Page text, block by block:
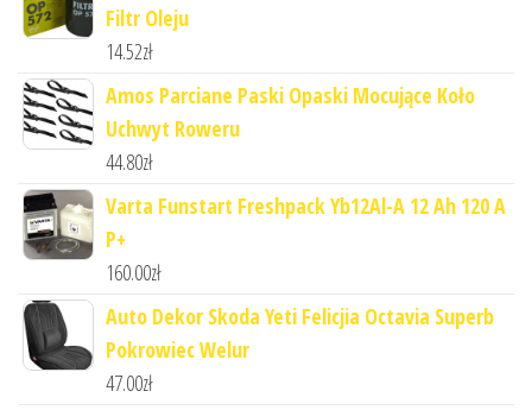
Filtr Oleju
14.52zł
Amos Parciane Paski Opaski Mocujące Koło
Uchwyt Roweru
44.80zł
Varta Funstart Freshpack Yb12Al-A 12 Ah 120 A
P+
160.00zł
Auto Dekor Skoda Yeti Felicjia Octavia Superb
Pokrowiec Welur
47.00zł